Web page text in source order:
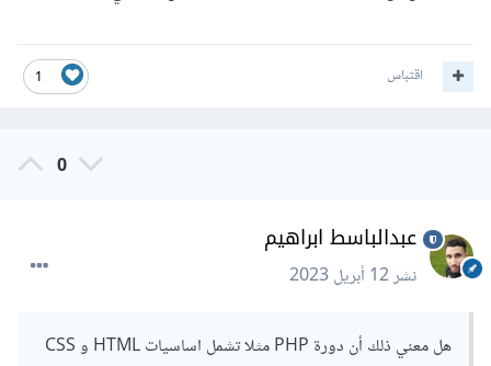
1 اقتباس
0
عبدالباسط ابراهيم
نشر12 أبريل 2023
هل معني ذلك أن دورة PHP مثلا تشمل اساسيات HTML و CSS